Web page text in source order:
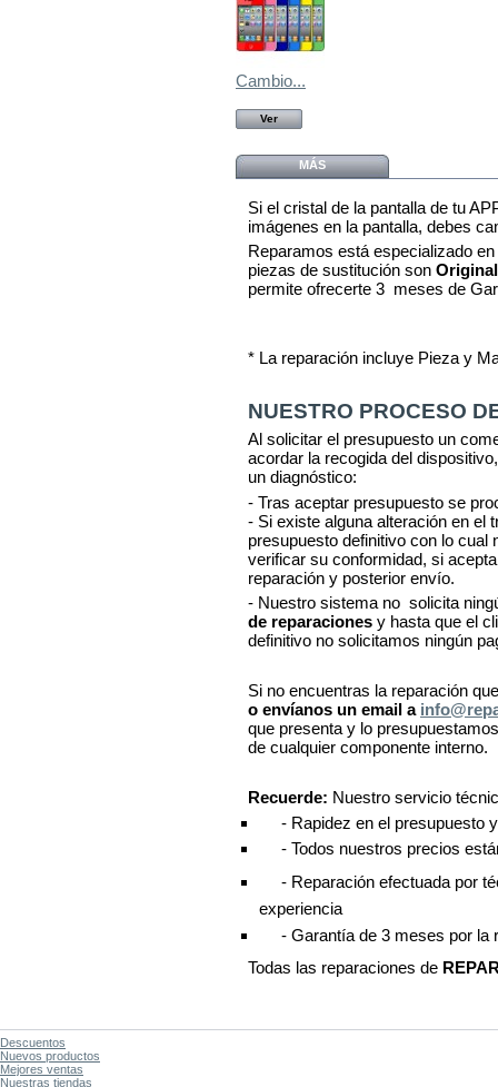
Cambio...
Ver
MÁS
Si el cristal de la pantalla de tu
imágenes en la pantalla, debes
Reparamos está especializado
piezas de sustitución son
permite ofrecerte 3 meses de
* La reparación incluye Pieza y
NUESTRO PROCESO
Al solicitar el presupuesto un
acordar la recogida del
un diagnóstico:
- Tras aceptar presupuesto se
- Si existe alguna alteración en el
presupuesto definitivo con lo
verificar su conformidad, si
reparación y posterior envío.
- Nuestro sistema no solicita
de reparaciones y hasta que el
definitivo no solicitamos ningún
Si no encuentras la reparación
o envíanos un email a
que presenta y lo
de cualquier componente
Recuerde: Nuestro servicio
- Rapidez en el presupuesto
 - Todos nuestros precios
 - Reparación efectuada por
experiencia
 - Garantía de 3 meses por la
Todas las reparaciones de
Descuentos
Nuevos productos
Mejores ventas
Nuestras tiendas